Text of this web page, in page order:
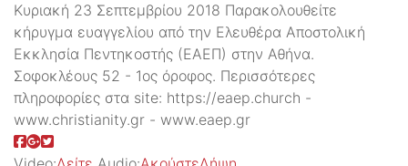
Κυριακή 23 Σεπτεμβρίου 2018 Παρακολουθείτε
κήρυγμα ευαγγελίου από την Ελευθέρα Αποστολική
Εκκλησία Πεντηκοστής (ΕΑΕΠ) στην Αθήνα.
Σοφοκλέους 52 - 1ος όροφος. Περισσότερες
πληροφορίες στα site: https://eaep.church -
www.christianity.gr - www.eaep.gr